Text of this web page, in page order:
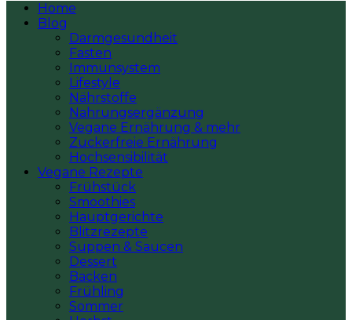
Home
Blog
Darmgesundheit
Fasten
Immunsystem
Lifestyle
Nährstoffe
Nahrungsergänzung
Vegane Ernährung & mehr
Zuckerfreie Ernährung
Hochsensibilität
Vegane Rezepte
Frühstück
Smoothies
Hauptgerichte
Blitzrezepte
Suppen & Saucen
Dessert
Backen
Frühling
Sommer